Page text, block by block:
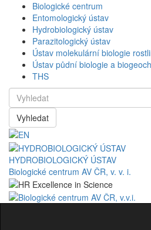
Biologické centrum
Entomologický ústav
Hydrobiologický ústav
Parazitologický ústav
Ústav molekulární biologie
Ústav půdní biologie a
THS
Vyhledat
HYDROBIOLOGICKÝ ÚSTAV
Biologické centrum AV ČR, v. v. i.